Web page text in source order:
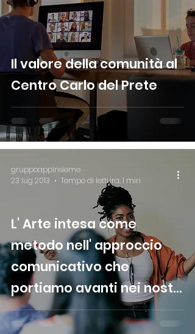
Il valore della comunità al
Centro Carlo del Prete
L' Arte intesa come
metodo nell' approccio
comunicativo che
portiamo avanti nei nostri
progetti
gruppoappinsieme
23 lug 2013
Tempo di lettura: 1 min